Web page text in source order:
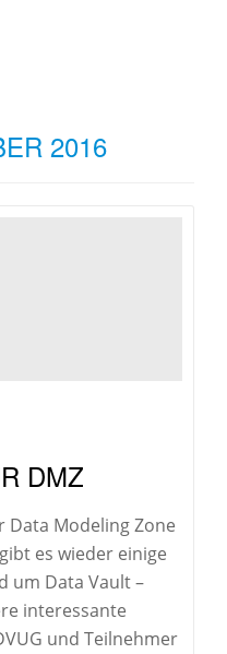
2016
DMZ
Data Modeling Zone
es wieder einige
um Data Vault –
interessante
und Teilnehmer